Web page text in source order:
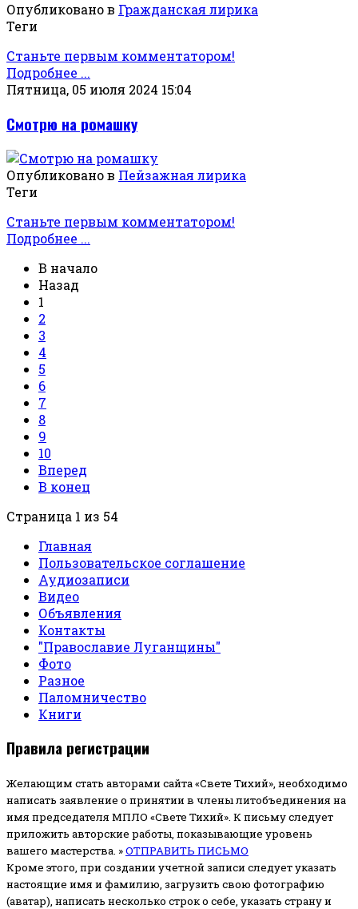
Опубликовано в Гражданская лирика
Теги
Станьте первым комментатором!
Подробнее ...
Пятница, 05 июля 2024 15:04
Смотрю на ромашку
Опубликовано в Пейзажная лирика
Теги
Станьте первым комментатором!
Подробнее ...
В начало
Назад
1
2
3
4
5
6
7
8
9
10
Вперед
В конец
Страница 1 из 54
Главная
Пользовательское соглашение
Аудиозаписи
Видео
Объявления
Контакты
"Православие Луганщины"
Фото
Разное
Паломничество
Книги
Правила регистрации
Желающим стать авторами сайта «Свете Тихий», необходимо
написать заявление о принятии в члены литобъединения на
имя председателя МПЛО «Свете Тихий». К письму следует
приложить авторские работы, показывающие уровень
вашего мастерства. »ОТПРАВИТЬ ПИСЬМО
Кроме этого, при создании учетной записи следует указать
настоящие имя и фамилию, загрузить свою фотографию
(аватар), написать несколько строк о себе, указать страну и